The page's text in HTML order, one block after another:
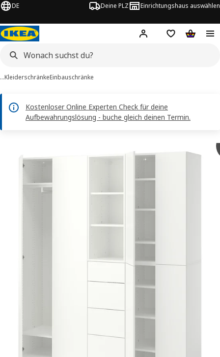
DE Deine PLZ Einrichtungshaus auswählen
Hej! Jetzt anmelden.
Einkaufsliste
…KleiderschränkeEinbauschränke
Kostenloser Online Experten Check für deine
Aufbewahrungslösung - buche gleich deinen Termin.